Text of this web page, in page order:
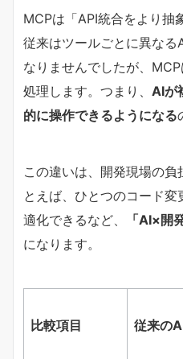
MCPは「API統合をより抽
従来はツールごとに異な
なりませんでしたが、
処理します。つまり、 AIが
的に操作できるようになる
この違いは、開発現場の
とえば、ひとつのコード
適化できるなど、
「AI×開
になります。
比較項目 従来の